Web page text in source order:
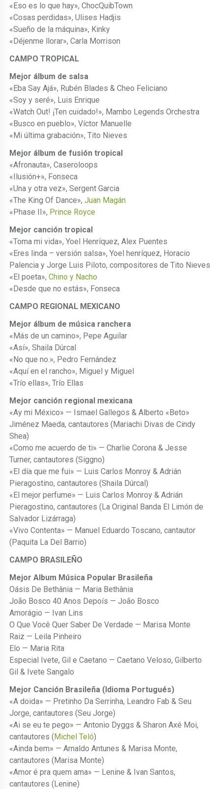
«Eso es lo que hay», ChocQuibTown
«Cosas perdidas», Ulises Hadjis
«Sueño de la máquina», Kinky
«Déjenme llorar», Carla Morrison
CAMPO TROPICAL
Mejor álbum de salsa
«Eba Say Ajá», Rubén Blades & Cheo Feliciano
«Soy y seré», Luis Enrique
«Watch Out! ¡Ten cuidado!», Mambo Legends Orchestra
«Busco en pueblo», Víctor Manuelle
«Mi última grabación», Tito Nieves
Mejor álbum de fusión tropical
«Afronauta», Caseroloops
«Ilusión+», Fonseca
«Una y otra vez», Sergent Garcia
«The King Of Dance»,Juan Magán
«Phase II», Prince Royce
Mejor canción tropical
«Toma mi vida», Yoel Henríquez, Alex Puentes
«Eres linda – versión salsa», Yoel henríquez, Horacio
Palencia y Jorge Luis Piloto, compositores de Tito Nieves
«El poeta»,Chino y Nacho
«Desde que no estás», Fonseca
CAMPO REGIONAL MEXICANO
Mejor álbum de música ranchera
«Más de un camino», Pepe Aguilar
«Así», Shaila Dúrcal
«No que no.», Pedro Fernández
«Aquí en el rancho», Miguel y Miguel
«Trío ellas», Trío Ellas
Mejor canción regional mexicana
«Ay mi México» — Ismael Gallegos & Alberto «Beto»
Jiménez Maeda, cantautores (Mariachi Divas de Cindy
Shea)
«Como me acuerdo de ti» — Charlie Corona & Jesse
Turner, cantautores (Siggno)
«El día que me fui» — Luis Carlos Monroy & Adrián
Pieragostino, cantautores (Shaila Dúrcal)
«El mejor perfume» — Luis Carlos Monroy & Adrián
Pieragostino, cantautores (La Original Banda El Limón de
Salvador Lizárraga)
«Vivo Contenta» — Manuel Eduardo Toscano, cantautor
(Paquita La Del Barrio)
CAMPO BRASILEÑO
Mejor Album Música Popular Brasileña
Oásis De Bethânia — Maria Bethânia
João Bosco 40 Anos Depoís — João Bosco
Amorágio — Ivan Lins
O Que Você Quer Saber De Verdade — Marisa Monte
Raiz — Leila Pinheiro
Elo — Maria Rita
Especial Ivete, Gil e Caetano — Caetano Veloso, Gilberto
Gil & Ivete Sangalo
Mejor Canción Brasileña (Idioma Portugués)
«A doida» — Pretinho Da Serrinha, Leandro Fab & Seu
Jorge, cantautores (Seu Jorge)
«Ai se eu te pego» — Antonio Dyggs & Sharon Axé Moi,
cantautores (Michel Teló)
«Ainda bem» — Arnaldo Antunes & Marisa Monte,
cantautores (Marisa Monte)
«Amor é pra quem ama» — Lenine & Ivan Santos,
cantautores (Lenine)